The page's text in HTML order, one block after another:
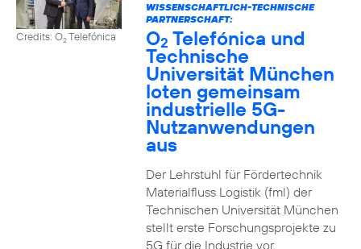
Credits: O2Telefónica
WISSENSCHAFTLICH-TECHNISCHE
PARTNERSCHAFT:
O2 Telefónica und
Technische
Universität München
loten gemeinsam
industrielle 5G-
Nutzanwendungen
aus
Der Lehrstuhl für Fördertechnik
Materialfluss Logistik (fml) der
Technischen Universität München
stellt erste Forschungsprojekte zu
5G für die Industrie vor.